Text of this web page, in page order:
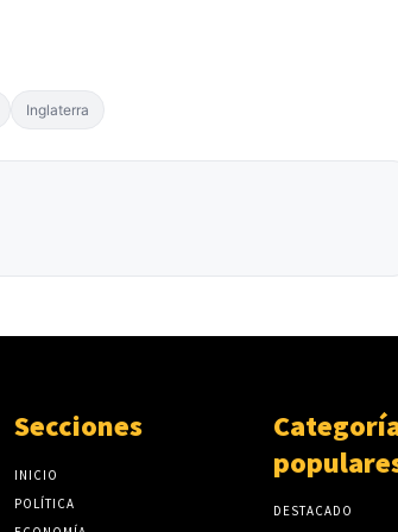
Inglaterra
Secciones
INICIO
POLÍTICA
DESTACADO